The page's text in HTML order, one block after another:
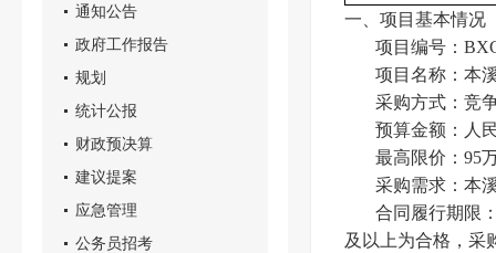
通知公告
政府工作报告
规划
统计公报
财政预决算
建议提案
应急管理
公务员招考
一、项目基本情况
项目编号：
项目名称：本
采购方式：竞
预算金额：人
最高限价：95
采购需求：本
合同履行期限
及以上为合格，采